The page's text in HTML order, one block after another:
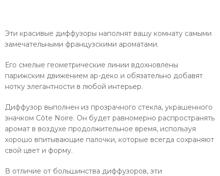
Эти красивые диффузоры наполнят вашу комнату самыми
замечательными французскими ароматами.
Его смелые геометрические линии вдохновлены
парижским движением ар-деко и обязательно добавят
нотку элегантности в любой интерьер.
Диффузор выполнен из прозрачного стекла, украшенного
значком Côte Noire. Он будет равномерно распространять
аромат в воздухе продолжительное время, используя
хорошо впитывающие палочки, которые всегда сохраняют
свой цвет и форму.
В отличие от большинства диффузоров, эти